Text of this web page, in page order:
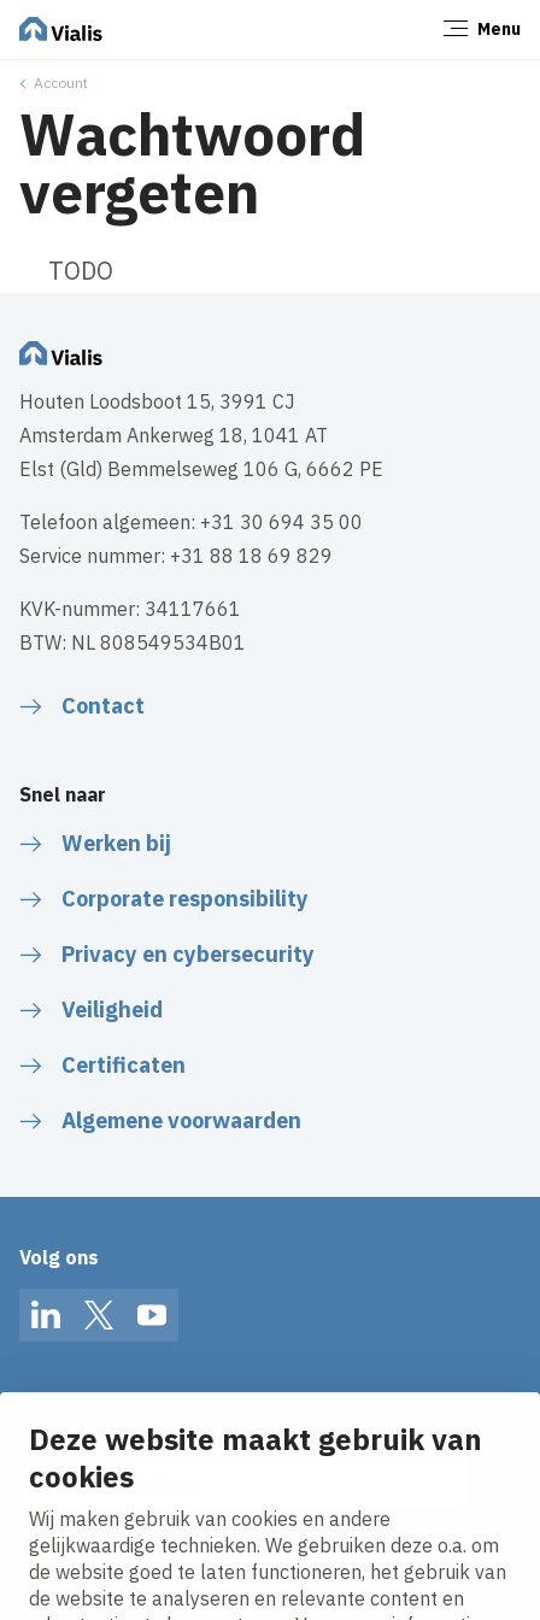
Deze website maakt gebruik van
cookies
Wij maken gebruik van cookies en andere
gelijkwaardige technieken. We gebruiken deze o.a. om
de website goed te laten functioneren, het gebruik van
de website te analyseren en relevante content en
Menu
Account
Wachtwoord
vergeten
TODO
Houten Loodsboot 15, 3991 CJ
Amsterdam Ankerweg 18, 1041 AT
Elst (Gld) Bemmelseweg 106 G, 6662 PE
Telefoon algemeen: +31 30 694 35 00
Service nummer: +31 88 18 69 829
KVK-nummer: 34117661
BTW: NL 808549534B01
Contact
Snel naar
Werken bij
Corporate responsibility
Privacy en cybersecurity
Veiligheid
Certificaten
Algemene voorwaarden
Volg ons
LinkedInTwitterYouTube
Ontvang onze nieuws alerts in je mailbox!
E-mailadres
Ik ga akkoord met hetprivacy statement.
Sluiten